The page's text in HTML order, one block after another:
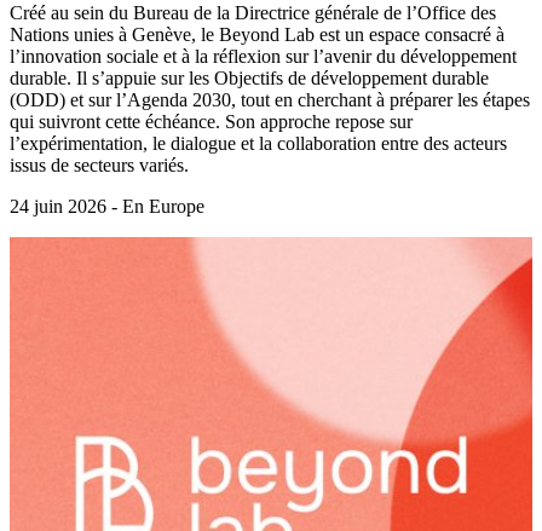
Créé au sein du Bureau de la Directrice générale de l’Office des
Nations unies à Genève, le Beyond Lab est un espace consacré à
l’innovation sociale et à la réflexion sur l’avenir du développement
durable. Il s’appuie sur les Objectifs de développement durable
(ODD) et sur l’Agenda 2030, tout en cherchant à préparer les étapes
qui suivront cette échéance. Son approche repose sur
l’expérimentation, le dialogue et la collaboration entre des acteurs
issus de secteurs variés.
24 juin 2026 - En Europe